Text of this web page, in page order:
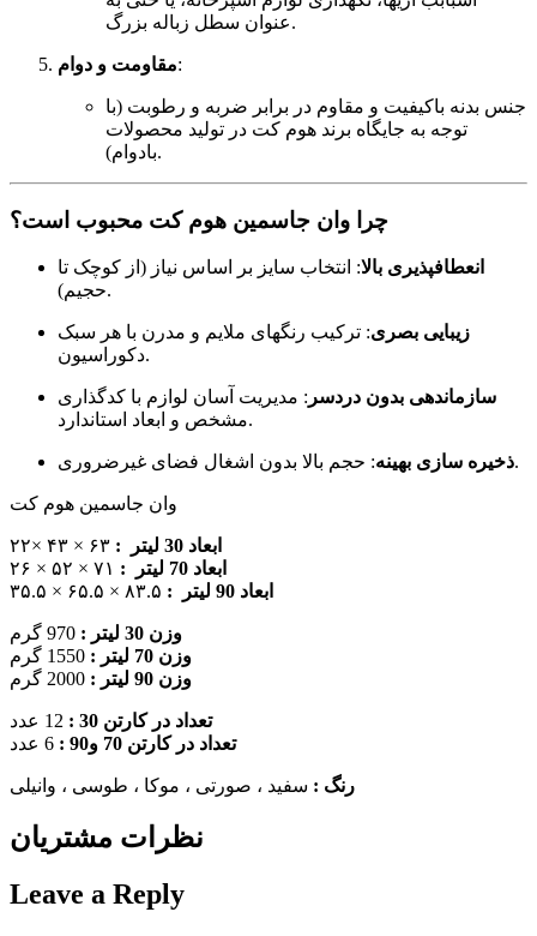
عنوان سطل زباله بزرگ.
مقاومت و دوام:
جنس بدنه باکیفیت و مقاوم در برابر ضربه و رطوبت (با
توجه به جایگاه برند هوم کت در تولید محصولات
بادوام).
چرا وان جاسمین هوم کت محبوب است؟
انعطافپذیری بالا: انتخاب سایز بر اساس نیاز (از کوچک تا
حجیم).
زیبایی بصری: ترکیب رنگهای ملایم و مدرن با هر سبک
دکوراسیون.
سازماندهی بدون دردسر : مدیریت آسان لوازم با کدگذاری
مشخص و ابعاد استاندارد.
ذخیره سازی بهینه: حجم بالا بدون اشغال فضای غیرضروری.
وان جاسمین هوم کت
ابعاد 30 لیتر :
ابعاد 70 لیتر :
ابعاد 90 لیتر :
وزن 30 لیتر :
970 گرم
وزن 70 لیتر :
1550 گرم
وزن 90 لیتر :
2000 گرم
تعداد در کارتن 30 :
تعداد در کارتن 70 و90 :
رنگ :
نظرات مشتریان
Leave a Reply